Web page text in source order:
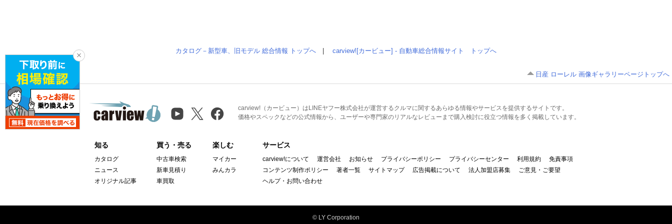
カタログ－新型車、旧モデル 総合情報 トップへ carview![カービュー] - 自動車総合情報サイト トップへ
日産 ローレル 画像ギャラリーページトップへ
carview!（カービュー）はLINEヤフー株式会社が運営するクルマに関するあらゆる情報やサービスを提供するサイトです。
価格やスペックなどの公式情報から、ユーザーや専門家のリアルなレビューまで購入検討に役立つ情報を多く掲載しています。
知る
カタログ
ニュース
オリジナル記事
買う・売る
中古車検索
新車見積り
車買取
楽しむ
マイカー
みんカラ
サービス
carview!について 運営会社 お知らせ プライバシーポリシー プライバシーセンター 利用規約
免責事項
コンテンツ制作ポリシー
著者一覧 サイトマップ 広告掲載について 法人加盟店募集
ご意見・ご要望
ヘルプ・お問い合わせ
© LY Corporation